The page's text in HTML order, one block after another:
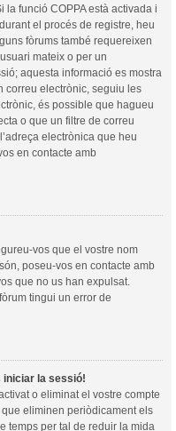
la funció COPPA està activada i
el procés de registre, heu
fòrums també requereixen
mateix o per un
aquesta informació es mostra
correu electrònic, seguiu les
és possible que hagueu
o que un filtre de correu
electrònica que heu
en contacte amb
vos que el vostre nom
poseu-vos en contacte amb
que no us han expulsat.
tingui un error de
iniciar la sessió!
o eliminat el vostre compte
eliminen periòdicament els
temps per tal de reduir la mida